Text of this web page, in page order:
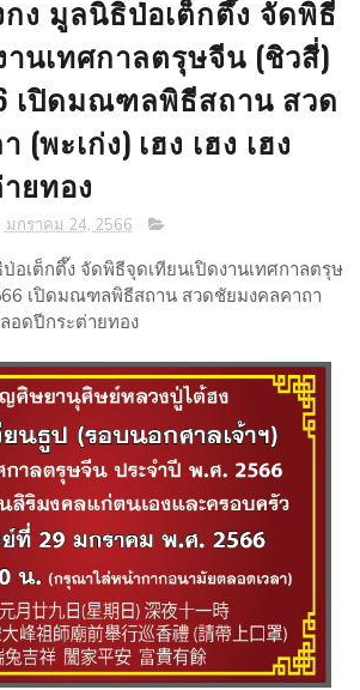
กง มูลนิธิป่อเต็กตึ๊ง จัดพิธี
านเทศกาลตรุษจีน (ชิวสี่)
เปิดมณฑลพิธีสถาน สวด
พะเก่ง) เฮง เฮง เฮง
ยทอง
มกราคม 24, 2566
อเต็กตึ๊ง จัดพิธีจุดเทียนเปิดงานเทศกาลตรุษ
เปิดมณฑลพิธีสถาน สวดชัยมงคลคาถา
ลอดปีกระต่ายทอง